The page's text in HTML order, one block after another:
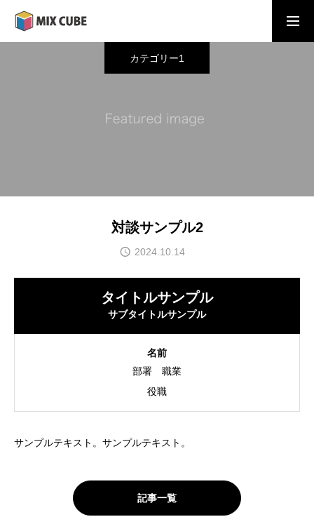
カテゴリー1
対談サンプル2
2024.10.14
タイトルサンプル
サブタイトルサンプル
名前
部署
職業
役職
サンプルテキスト。サンプルテキスト。
記事一覧